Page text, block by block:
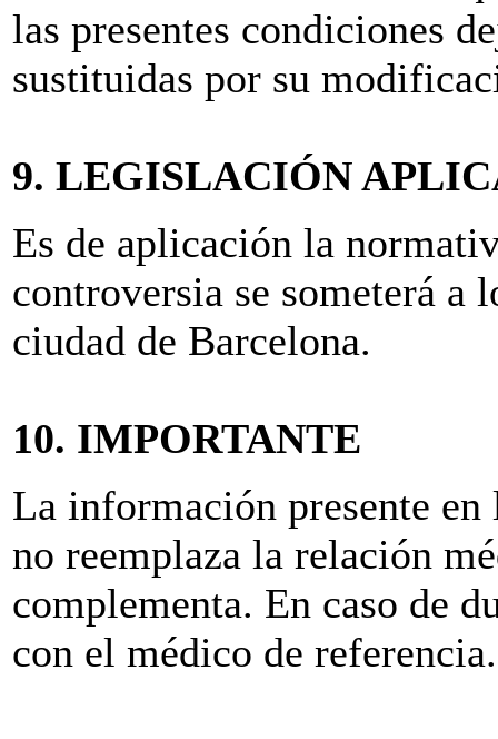
las presentes condiciones
sustituidas por su
9. LEGISLACIÓN
Es de aplicación la
controversia se someterá a
ciudad de Barcelona.
10. IMPORTANTE
La información presente
no reemplaza la relación
complementa. En caso de
con el médico de referencia.